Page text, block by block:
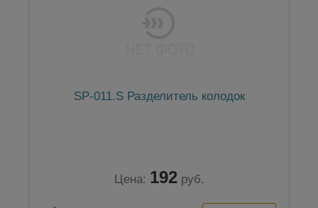
SP-011.S Разделитель колодок
Цена: 192 руб.